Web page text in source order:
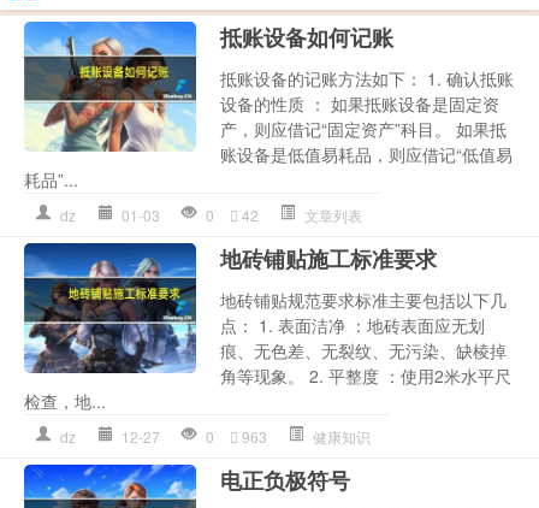
抵账设备如何记账
抵账设备的记账方法如下： 1. 确认抵账
设备的性质 ： 如果抵账设备是固定资
产，则应借记“固定资产”科目。 如果抵
账设备是低值易耗品，则应借记“低值易
耗品”...
dz 01-03 0 42 文章列表
地砖铺贴施工标准要求
地砖铺贴规范要求标准主要包括以下几
点： 1. 表面洁净 ：地砖表面应无划
痕、无色差、无裂纹、无污染、缺棱掉
角等现象。 2. 平整度 ：使用2米水平尺
检查，地...
dz 12-27 0 963 健康知识
电正负极符号